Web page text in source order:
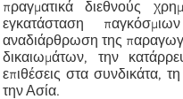
πραγματικά διεθνούς
εγκατάσταση
αναδιάρθρωση της
δικαιωμάτων, την
επιθέσεις στα συνδικάτα,
την Ασία.